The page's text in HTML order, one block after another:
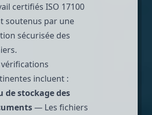
certifiés ISO 17100
soutenus par une
sécurisée des
vérifications
incluent :
de stockage des
— Les fichiers